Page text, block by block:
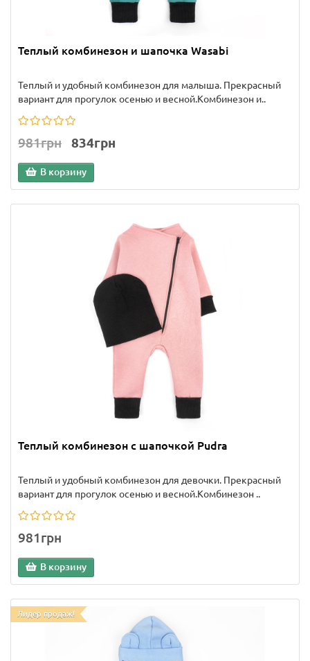
Теплый комбинезон и шапочка Wasabi
Теплый и удобный комбинезон для малыша. Прекрасный
вариант для прогулок осенью и весной.Комбинезон и..
981грн 834грн
В корзину
Теплый комбинезон с шапочкой Pudra
Теплый и удобный комбинезон для девочки. Прекрасный
вариант для прогулок осенью и весной.Комбинезон ..
981грн
В корзину
Лидер продаж!